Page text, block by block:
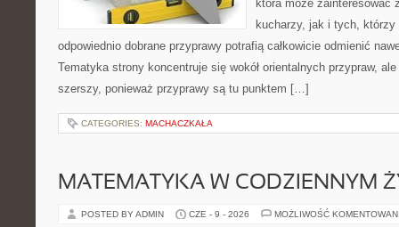
która może zainteresować
kucharzy, jak i tych, którzy
odpowiednio dobrane przyprawy potrafią całkowicie odmienić
Tematyka strony koncentruje się wokół orientalnych przypraw,
szerszy, ponieważ przyprawy są tu punktem […]
CATEGORIES: MACHACZKAŁA
MATEMATYKA W CODZIENNYM
POSTED BY ADMIN CZE - 9 - 2026 MOŻLIWOŚĆ